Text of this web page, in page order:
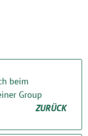
beim
Group
ZURÜCK